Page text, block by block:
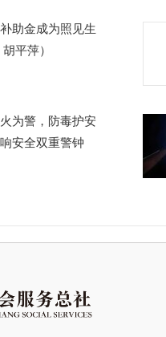
助金成为照见生
平萍）
为警，防毒护安
安全双重警钟